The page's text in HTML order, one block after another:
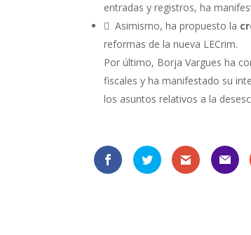
entradas y registros, ha
 Asimismo, ha propuesto la
reformas de la nueva LECrim.
Por último, Borja Vargues ha
fiscales y ha manifestado su
los asuntos relativos a la